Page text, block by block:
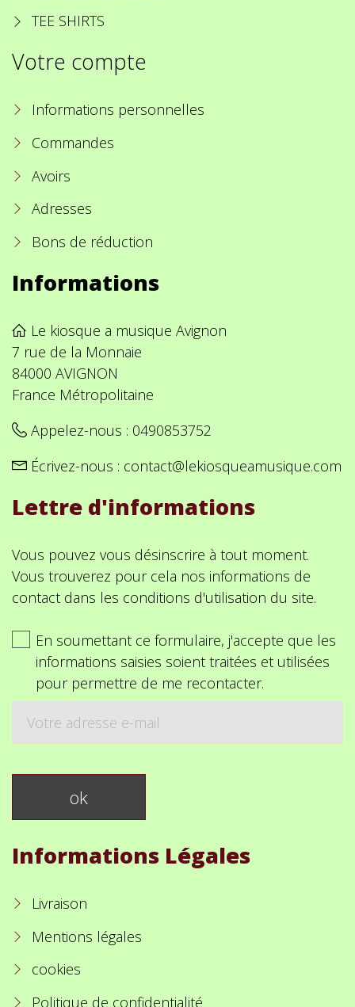
TEE SHIRTS
Votre compte
Informations personnelles
Commandes
Avoirs
Adresses
Bons de réduction
Informations
Le kiosque a musique Avignon
7 rue de la Monnaie
84000 AVIGNON
France Métropolitaine
Appelez-nous : 0490853752
Écrivez-nous : contact@lekiosqueamusique.com
Lettre d'informations
Vous pouvez vous désinscrire à tout moment.
Vous trouverez pour cela nos informations de
contact dans les conditions d'utilisation du site.
En soumettant ce formulaire, j'accepte que les
informations saisies soient traitées et utilisées
pour permettre de me recontacter.
Informations Légales
Livraison
Mentions légales
cookies
Politique de confidentialité